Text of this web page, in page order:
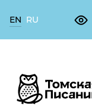
EN RU